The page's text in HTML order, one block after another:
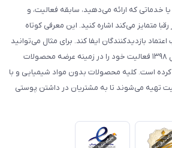
خدماتی که ارائه می‌دهید، سابقه فعالیت، و
متمایز می‌کند اشاره کنید. این معرفی کوتاه
بازدیدکنندگان ایفا کند. برای مثال می‌توانید
بنویسید: «فروشگاه ما از سال ۱۳۹۸ فعالیت خود را در زمینه عرضه محصولات
کرده است. کلیه محصولات بدون مواد شیمیایی و با
تهیه می‌شوند تا به مشتریان در داشتن پوستی